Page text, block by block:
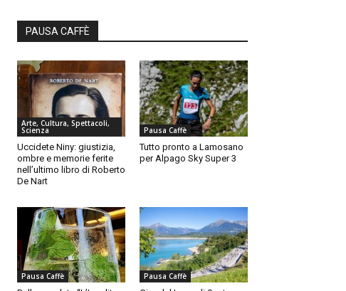
PAUSA CAFFÈ
Arte, Cultura, Spettacoli,
Scienza
Uccidete Niny: giustizia,
ombre e memorie ferite
nell’ultimo libro di Roberto
De Nart
Pausa Caffè
Tutto pronto a Lamosano
per Alpago Sky Super 3
Pausa Caffè Pausa Caffè